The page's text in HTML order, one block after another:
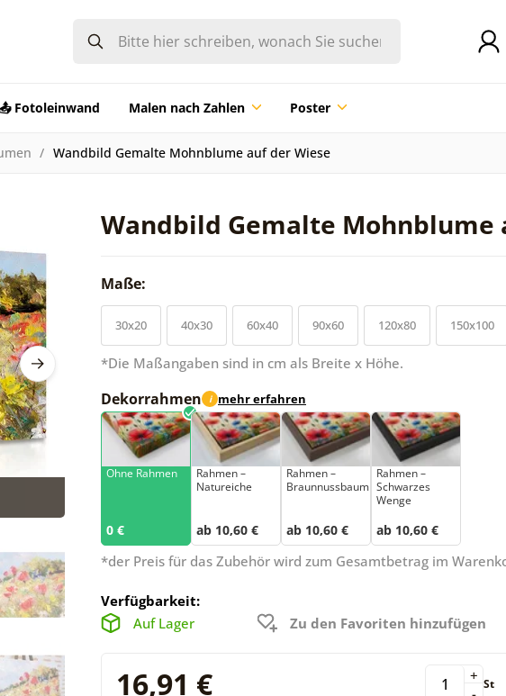
📤 Fotoleinwand Malen nach Zahlen Poster
Wandbild Gemalte Mohnblume auf der Wiese
Wandbild Gemalte Mohnblume
Maße:
30x20 40x30 60x40 90x60 120x80 150x100
*Die Maßangaben sind in cm als Breite x Höhe.
Dekorrahmen i mehr erfahren
Ohne Rahmen
0 €
Rahmen –
Natureiche
ab 10,60 €
Rahmen –
Braunnussbaum
ab 10,60 €
Rahmen –
Schwarzes
Wenge
ab 10,60 €
*der Preis für das Zubehör wird zum Gesamtbetrag im
Verfügbarkeit:
Auf Lager
Zu den Favoriten hinzufügen
16,91 € + St